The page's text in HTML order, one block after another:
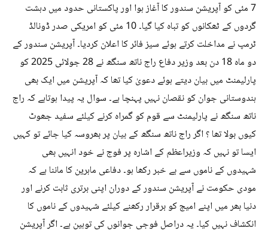
7 مئی کو آپریشن سندور کا آغاز ہوا اور پاکستانی حدود میں دہشت
گردوں کے ٹھکانوں کو تباہ کیا گیا۔ 10 مئی کو امریکی صدر ڈونالڈ
ٹرمپ نے مداخلت کرتے ہوئے سیز فائر کا اعلان کردیا۔ آپریشن سندور کے
دو ماہ 18 دن بعد وزیر دفاع راج ناتھ سنگھ نے 28 جولائی 2025 کو
پارلیمنٹ میں بیان دیتے ہوئے دعویٰ کیا تھا کہ آپریشن میں ایک بھی
ہندوستانی جوان کو نقصان نہیں پہنچا ہے۔ سوال یہ پیدا ہوتاہے کہ راج
ناتھ سنگھ نے پارلیمنٹ سے قوم کو گمراہ کرنے کیلئے سفید جھوٹ
کیوں بولا تھا ؟ اگر راج ناتھ سنگھ کے بیان پر بھروسہ کیا جائے تو کہیں
ایسا تو نہیں کہ وزیراعظم کے اشارہ پر فوج نے خود انہیں بھی
شہیدوں کے ناموں سے بے خبر رکھا ہو۔ دفاعی ماہرین کا ماننا ہے کہ
مودی حکومت نے آپریشن سندور کے دوران اپنی برتری ثابت کرنے اور
دنیا بھر میں اپنے امیج کو برقرار رکھنے کیلئے شہیدوں کے ناموں کا
انکشاف نہیں کیا۔ یہ دراصل فوجی جوانوں کی توہین ہے۔ اگر آپریشن